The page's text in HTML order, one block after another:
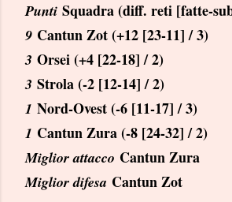
Punti Squadra (diff. reti [fatte-
9 Cantun Zot (+12 [23-11] / 3)
3 Orsei (+4 [22-18] / 2)
3 Strola (-2 [12-14] / 2)
1 Nord-Ovest (-6 [11-17] / 3)
1 Cantun Zura (-8 [24-32] / 2)
Miglior attacco Cantun Zura
Miglior difesa Cantun Zot